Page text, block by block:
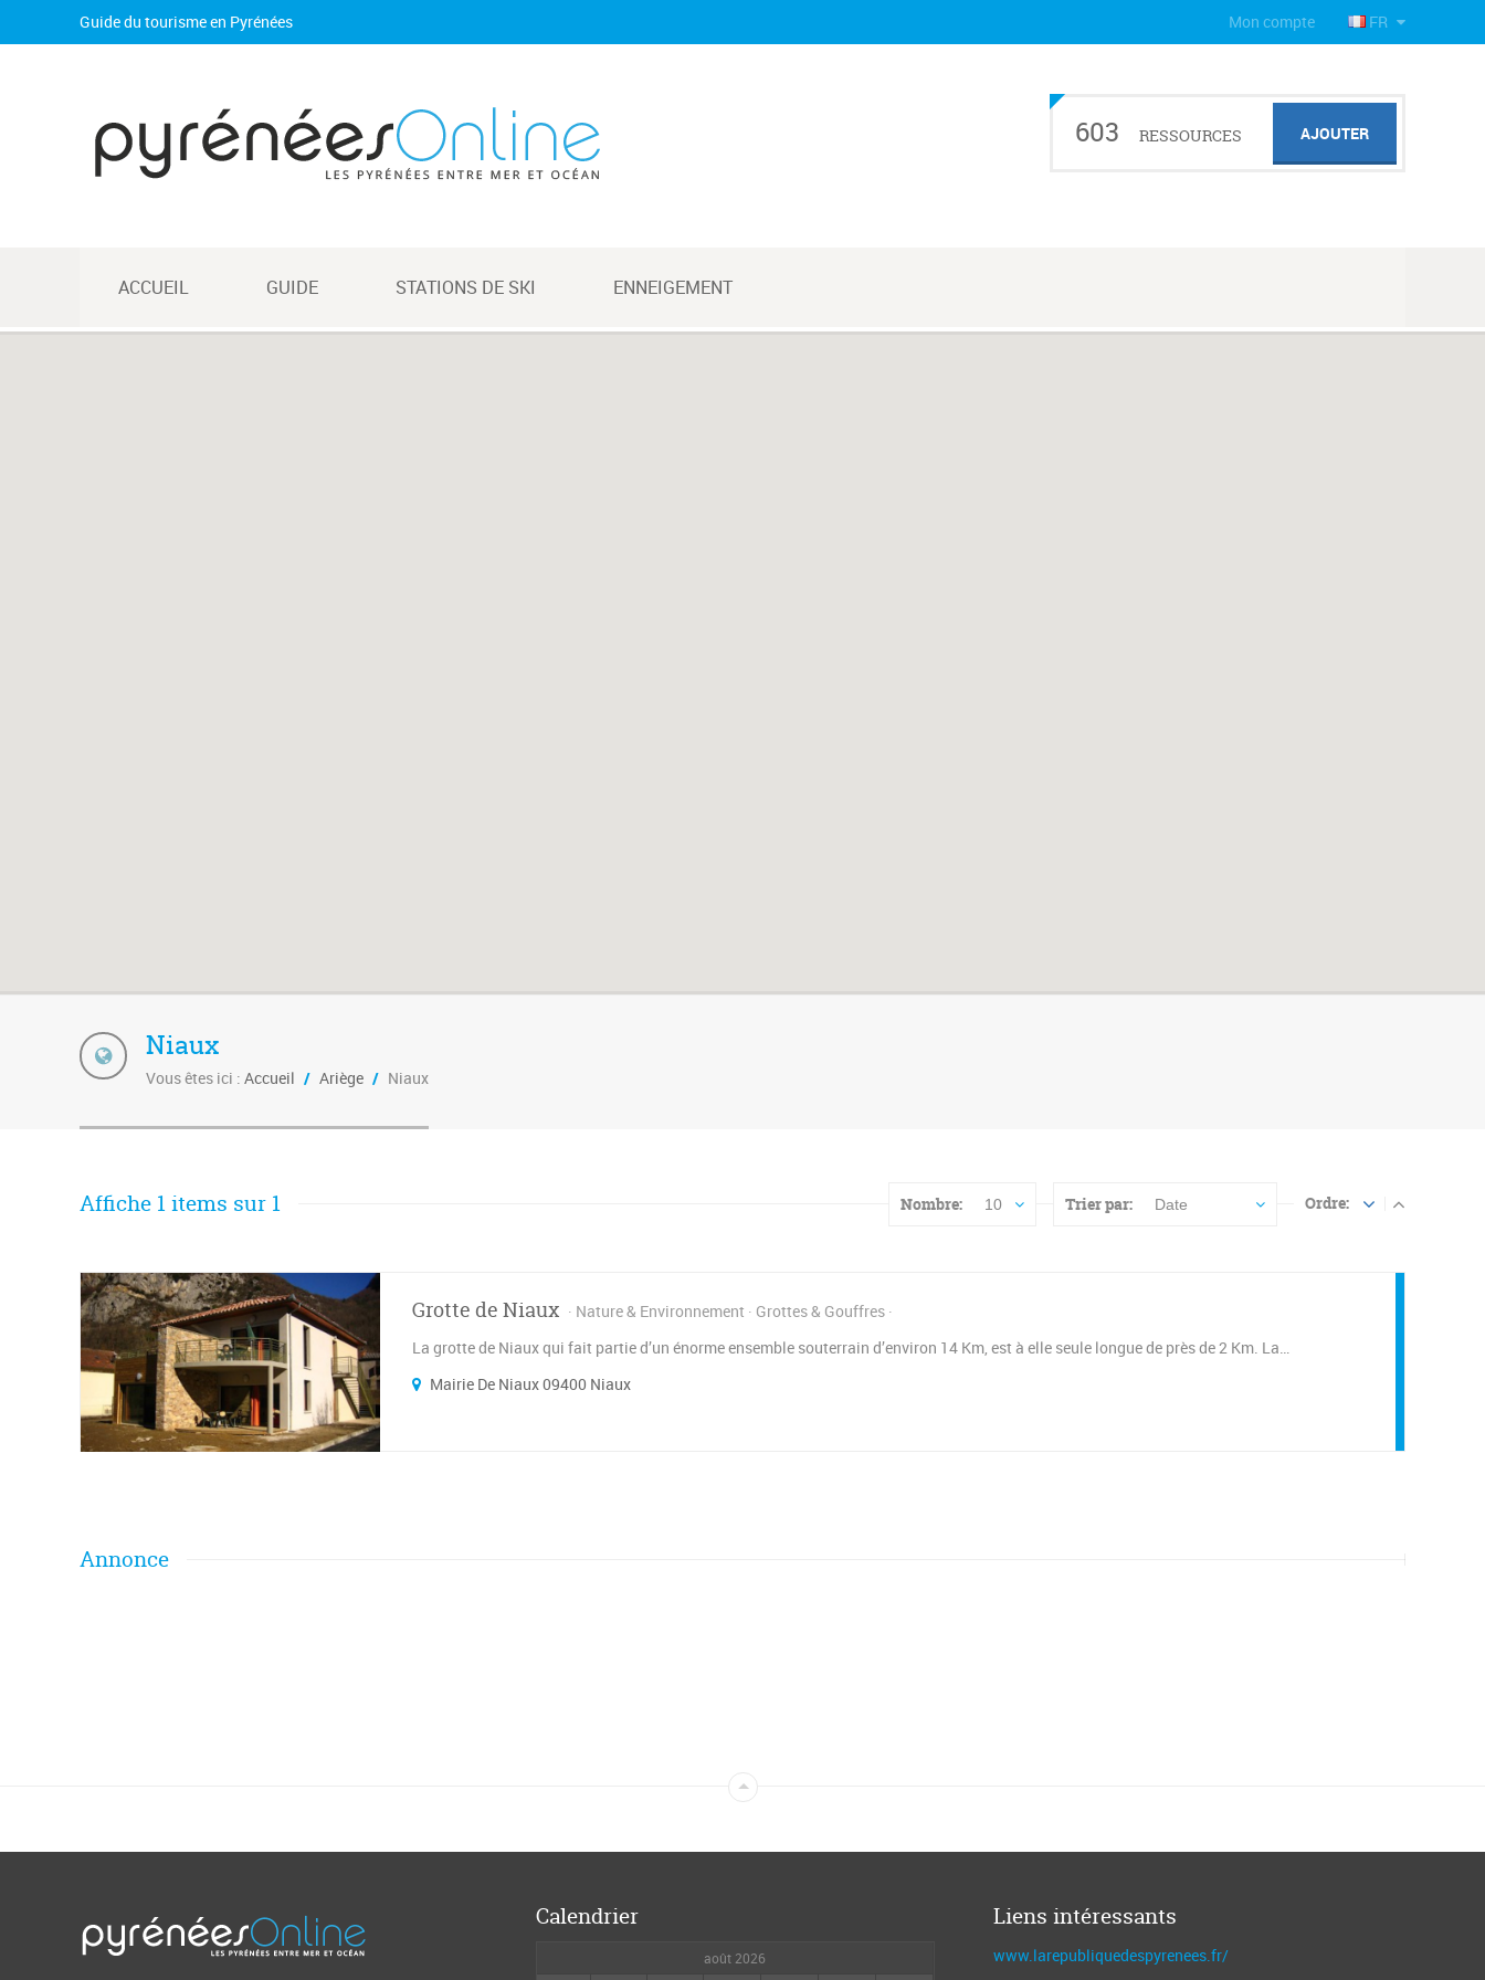
Guide du tourisme en Pyrénées FR
Mon compte
603 RESSOURCES AJOUTER
ACCUEIL GUIDE STATIONS DE SKI ENNEIGEMENT
Niaux
Vous êtes ici : Accueil / Ariège / Niaux
Affiche 1 items sur 1 Nombre: 10 Trier par: Date Ordre:
Grotte de Niaux Nature & Environnement
Grottes & Gouffres
La grotte de Niaux qui fait partie d’un énorme ensemble souterrain d’environ 14 Km, est à elle seule longue de près de 2 Km. La…
Mairie De Niaux 09400 Niaux
Annonce
Calendrier
août 2026
Liens intéressants
www.larepubliquedespyrenees.fr/